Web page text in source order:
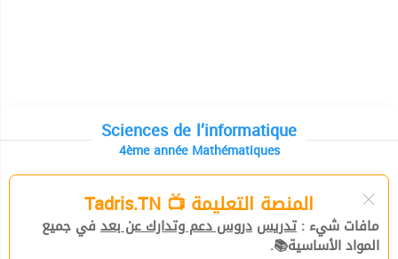
Sciences de l’informatique
4ème année Mathématiques
المنصة التعليمة 📺 Tadris.TN
مافات شيء : تدريس دروس دعم وتدارك عن بعد في جميع
المواد الأساسية📚.